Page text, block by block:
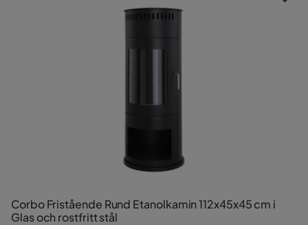
Corbo Fristående Rund Etanolkamin 112x45x45 cm i
Glas och rostfritt stål